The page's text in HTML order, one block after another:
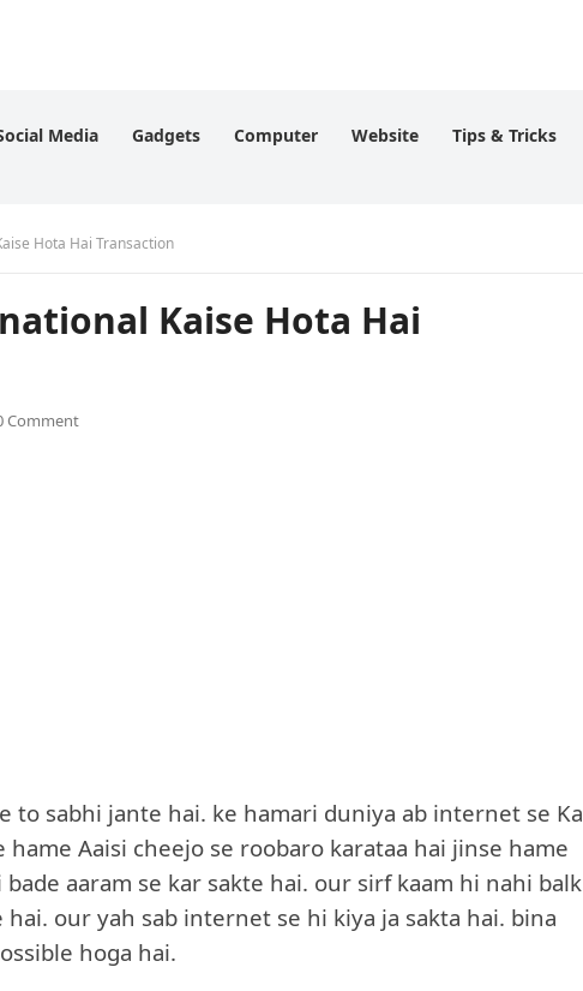
Media Gadgets Computer Website Tips & Tricks
Hota Hai Transaction
Kaise Hota Hai
Comment
to sabhi jante hai. ke hamari duniya ab internet se
Aaisi cheejo se roobaro karataa hai jinse hame
aaram se kar sakte hai. our sirf kaam hi nahi
our yah sab internet se hi kiya ja sakta hai. bina
hoga hai.